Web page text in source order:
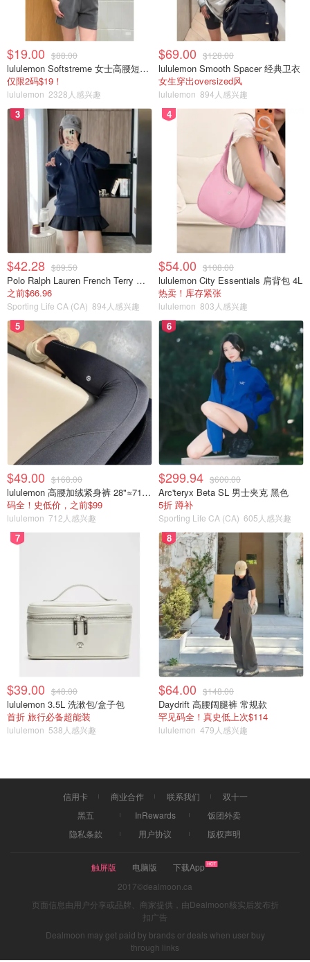
第四个频道Art for Kids Hub
这个爸爸带着孩子在一旁一笔一笔教着画，很温馨的家庭，
我们可以跟着这位爸爸一起学画画。画功不错，我儿子很喜
欢跟着他频道学。画他喜欢的卡通人物😛😛。他跟儿子会教
男孩喜欢的卡通人物画画，他跟女儿就会教女孩喜欢公主
elsa之类的。
$19.00 $88.00
lululemon Softstreme 女士高腰短裤 10cm
仅限2码$19！
lululemon 2328人感兴趣
$69.00 $128.00
lululemon Smooth Spacer 经典卫衣
女生穿出oversized风
lululemon 894人感兴趣
3
$42.28 $89.50
Polo Ralph Lauren French Terry 女童连帽卫衣 7-16码
之前$66.96
Sporting Life CA (CA) 894人感兴趣
4
$54.00 $108.00
lululemon City Essentials 肩背包 4L
热卖！库存紧张
lululemon 803人感兴趣
5
$49.00 $168.00
lululemon 高腰加绒紧身裤 28"≈71cm 5个口袋
码全！史低价，之前$99
lululemon 712人感兴趣
6
$299.94 $600.00
Arc'teryx Beta SL 男士夹克 黑色
5折 蹲补
Sporting Life CA (CA) 605人感兴趣
7
$39.00 $48.00
lululemon 3.5L 洗漱包/盒子包
首折 旅行必备超能装
lululemon 538人感兴趣
8
$64.00 $148.00
Daydrift 高腰阔腿裤 常规款
罕见码全！真史低上次$114
lululemon 479人感兴趣
信用卡 商业合作 联系我们
双十一
黑五
InRewards
饭团外卖
隐私条款
用户协议 版权声明
触屏版 电脑版
下载App
2017©dealmoon.ca
页面信息由用户分享或品牌、商家提供，由Dealmoon核实后发布折
扣广告
Dealmoon may get paid by brands or deals when user buy
through links